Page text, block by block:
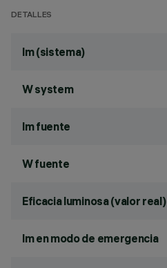
DETALLES
lm (sistema)
W system
lm fuente
W fuente
Eficacia luminosa (valor real)
lm en modo de emergencia